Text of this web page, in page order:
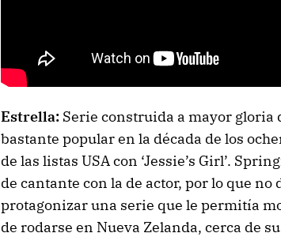
Estrella:Serie construida a mayor gloria
bastante popular en la década de los
de las listas USA con ‘Jessie’s Girl’.
de cantante con la de actor, por lo que
protagonizar una serie que le permitía
de rodarse en Nueva Zelanda, cerca de